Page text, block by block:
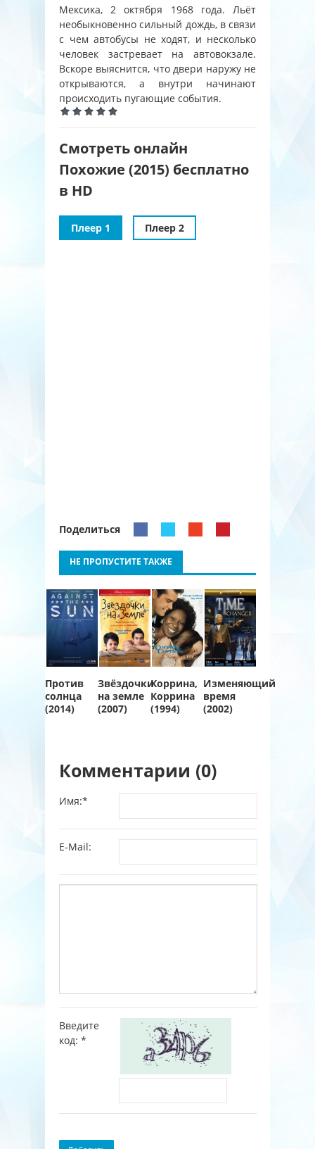
Мексика, 2 октября 1968 года. Льёт
необыкновенно сильный дождь, в связи
с чем автобусы не ходят, и несколько
человек застревает на автовокзале.
Вскоре выяснится, что двери наружу не
открываются, а внутри начинают
происходить пугающие события.
Смотреть онлайн
Похожие (2015) бесплатно
в HD
Плеер 1 Плеер 2
Поделиться
НЕ ПРОПУСТИТЕ ТАКЖЕ
Против
солнца
(2014)
Звёздочки
на земле
(2007)
Коррина,
Коррина
(1994)
Изменяющий
время
(2002)
Комментарии (0)
Имя:*
E-Mail:
Введите
код: *